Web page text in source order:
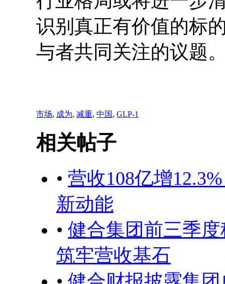
识别真正有价值的标
与者共同关注的议题
市场, 成为, 减重, 中国, GLP-1
相关帖子
• 营收108亿增
新动能
• 健合集团前三季
筑牢营收基石